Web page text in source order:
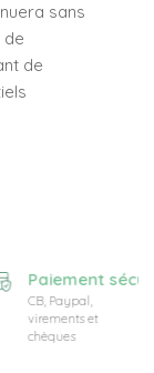
sans
de
de
Paiement
CB, Paypal,
virements et
chèques